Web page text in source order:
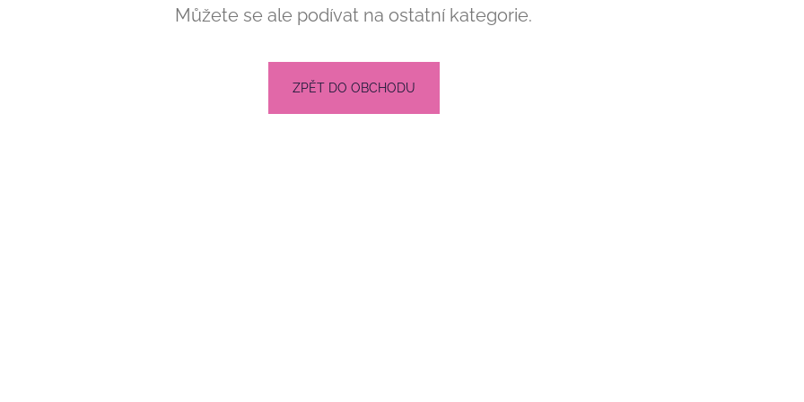
Můžete se ale podívat na ostatní kategorie.
ZPĚT DO OBCHODU
2 054 Kč